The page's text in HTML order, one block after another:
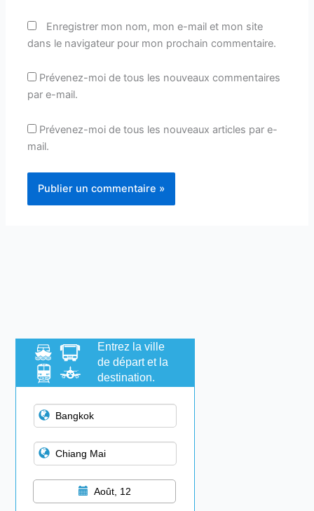
Enregistrer mon nom, mon e-mail et mon site
dans le navigateur pour mon prochain commentaire.
Prévenez-moi de tous les nouveaux commentaires
par e-mail.
Prévenez-moi de tous les nouveaux articles par e-
mail.
Entrez la ville
de départ et la
destination.
Août, 12